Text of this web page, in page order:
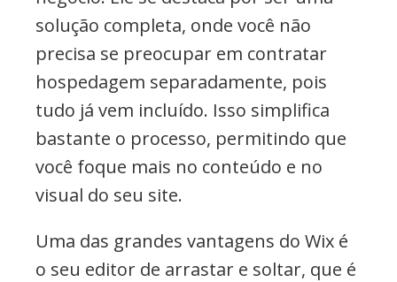
solução completa, onde você não
precisa se preocupar em contratar
hospedagem separadamente, pois
tudo já vem incluído. Isso simplifica
bastante o processo, permitindo que
você foque mais no conteúdo e no
visual do seu site.
Uma das grandes vantagens do Wix é
o seu editor de arrastar e soltar, que é